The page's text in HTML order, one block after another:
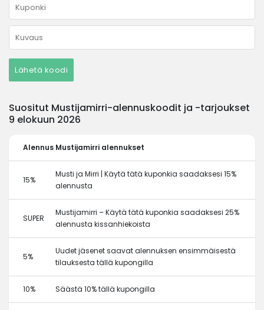
Lähetä koodi
Suositut Mustijamirri-alennuskoodit ja -tarjoukset
9 elokuun 2026
Alennus Mustijamirri alennukset
15%
Musti ja Mirri | Käytä tätä kuponkia saadaksesi 15%
alennusta
SUPER
Mustijamirri – Käytä tätä kuponkia saadaksesi 25%
alennusta kissanhiekoista
5%
Uudet jäsenet saavat alennuksen ensimmäisestä
tilauksesta tällä kupongilla
10% Säästä 10% tällä kupongilla